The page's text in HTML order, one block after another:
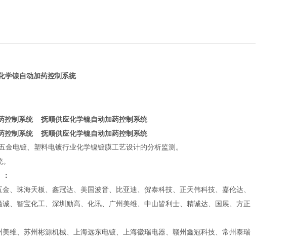
学镍自动加药控制 系统
控制系统抚顺供应化学镍自动加药控制系统
控制系统抚顺供应化学镍自动加药控制系统
金电镀、塑料电镀行业化学镍镀膜工艺设计的分析监测。
、珠海天板、鑫冠达、美国波音、比亚迪、贺泰科技、正天伟科技、嘉伦达、
、智宝化工、深圳励高、化讯、广州美维、中山皆利士、精诚达、国展、方正
维、苏州彬源机械、上海远东电镀、上海徽瑞电器、赣州鑫冠科技、常州泰瑞